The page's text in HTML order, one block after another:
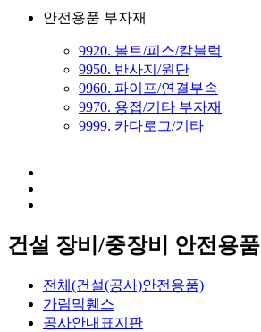
안전용품 부자재
9920. 볼트/피스/칼블럭
9950. 반사지/원단
9960. 파이프/연결부속
9970. 용접/기타 부자재
9999. 카다로그/기타
건설 장비/중장비 안전용품
전체(건설(공사)안전용품)
가림막휀스
공사안내표지판